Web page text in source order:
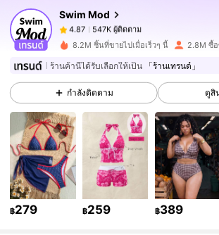
Swim Mod
4.87
547K ผู้ติดตาม
m***9จ่าย1 วันที่ผ่านมา
4.87 547K ผู้ติดตาม
4.87 547K ผู้ติดตาม
4.87 547K ผู้ติดตาม
4.87 547K ผู้ติดตาม
8.2M ชิ้นที่ขายไปเมื่อเร็วๆ นี้ 2.8M ซื้
ร้านค้านี้ได้รับเลือกให้เป็น 「ร้านเทรนด์」
กำลังติดตาม ดูสิ
฿279 ฿259 ฿389